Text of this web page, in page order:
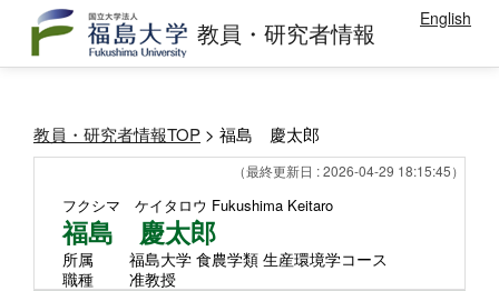
教員・研究者情報 English
教員・研究者情報TOP > 福島 慶太郎
（最終更新日 : 2026-04-29 18:15:45）
フクシマ ケイタロウ Fukushima Keitaro
福島 慶太郎
所属
福島大学 食農学類 生産環境学コース
職種
准教授